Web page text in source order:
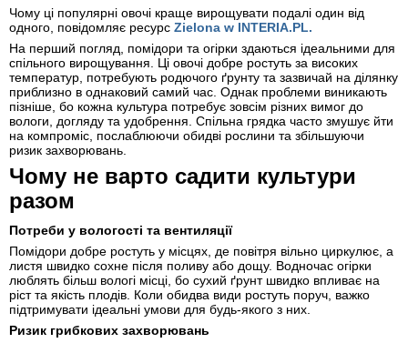
Чому ці популярні овочі краще вирощувати подалі один від
одного, повідомляє ресурс Zielona w INTERIA.PL.
На перший погляд, помідори та огірки здаються ідеальними для
спільного вирощування. Ці овочі добре ростуть за високих
температур, потребують родючого ґрунту та зазвичай на ділянку
приблизно в однаковий самий час. Однак проблеми виникають
пізніше, бо кожна культура потребує зовсім різних вимог до
вологи, догляду та удобрення. Спільна грядка часто змушує йти
на компроміс, послаблюючи обидві рослини та збільшуючи
ризик захворювань.
Чому не варто садити культури
разом
Потреби у вологості та вентиляції
Помідори добре ростуть у місцях, де повітря вільно циркулює, а
листя швидко сохне після поливу або дощу. Водночас огірки
люблять більш вологі місці, бо сухий ґрунт швидко впливає на
ріст та якість плодів. Коли обидва види ростуть поруч, важко
підтримувати ідеальні умови для будь-якого з них.
Ризик грибкових захворювань